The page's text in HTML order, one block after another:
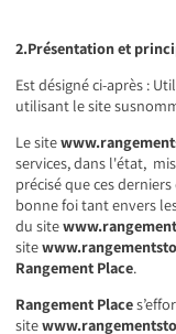
2.Présentation et
Est désigné ci-après :
utilisant le site
Le site
services, dans l'état,
précisé que ces
bonne foi tant envers
du site
site
Rangement Place.
Rangement Place
site